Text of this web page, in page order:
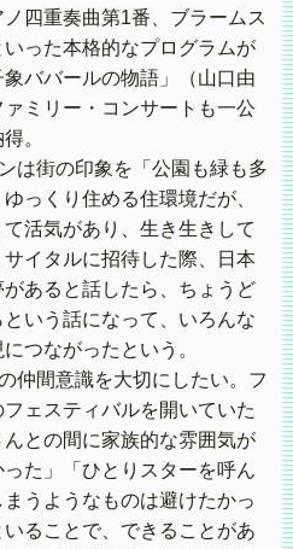
四重奏曲第1番、ブラームス
った本格的なプログラムが
ババールの物語」（山口由
ミリー・コンサートも一公
。
は街の印象を「公園も緑も多
っくり住める住環境だが、
活気があり、生き生きして
イタルに招待した際、日本
あると話したら、ちょうど
いう話になって、いろんな
つながったという。
仲間意識を大切にしたい。フ
ェスティバルを開いていた
との間に家族的な雰囲気が
た」「ひとりスターを呼ん
うようなものは避けたかっ
ることで、できることがあ